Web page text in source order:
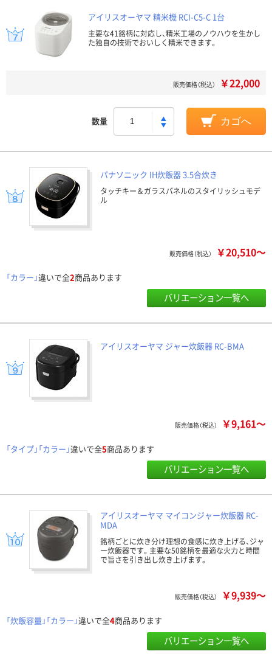
アイリスオーヤマ 精米機 RCI-C5-C 1台
主要な41銘柄に対応し、精米工場のノウハウを生かし
た独自の技術でおいしく精米できます。
販売価格（税込） ￥22,000
数量 カゴへ
パナソニック IH炊飯器 3.5合炊き
タッチキー＆ガラスパネルのスタイリッシュモデ
ル
販売価格（税込） ￥20,510～
「カラー」違いで全2商品あります
バリエーション一覧へ
アイリスオーヤマ ジャー炊飯器 RC-BMA
販売価格（税込） ￥9,161～
「タイプ」「カラー」違いで全5商品あります
バリエーション一覧へ
アイリスオーヤマ マイコンジャー炊飯器 RC-
MDA
銘柄ごとに炊き分け理想の食感に炊き上げる、ジャ
ー炊飯器です。主要な50銘柄を最適な火力と時間
で旨さを引き出し炊き上げます。
販売価格（税込） ￥9,939～
「炊飯容量」「カラー」違いで全4商品あります
バリエーション一覧へ